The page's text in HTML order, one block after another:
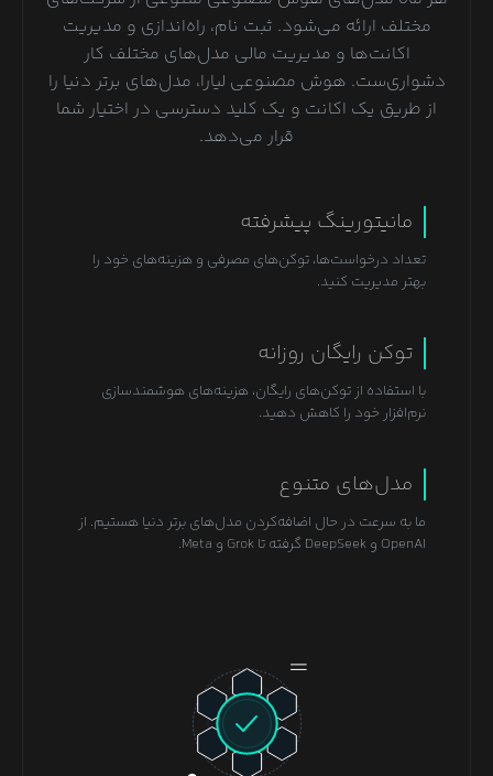
مختلف ارائه می‌شود. ثبت نام، راه‌اندازی و مدیریت
اکانت‌ها و مدیریت مالی مدل‌های مختلف کار
دشواری‌ست. هوش مصنوعی لیارا، مدل‌های برتر دنیا را
از طریق یک اکانت و یک کلید دسترسی در اختیار شما
قرار می‌دهد.
مانیتورینگ پیشرفته
تعداد درخواست‌ها، توکن‌های مصرفی و هزینه‌های خود را
بهتر مدیریت کنید.
توکن رایگان روزانه
با استفاده از توکن‌های رایگان، هزینه‌های هوشمندسازی
نرم‌افزار خود را کاهش دهید.
مدل‌های متنوع
ما به سرعت در حال اضافه‌کردن مدل‌های برتر دنیا هستیم. از
OpenAI و DeepSeek گرفته تا Grok و Meta.